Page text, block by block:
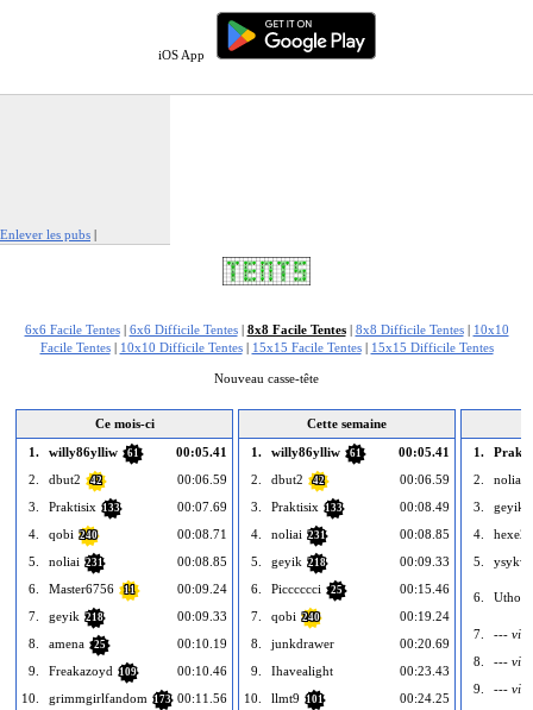
iOS App
Enlever les pubs |
6x6 Facile Tentes| 6x6 Difficile Tentes| 8x8 Facile Tentes| 8x8 Difficile Tentes|
10x10
Facile Tentes| 10x10 Difficile Tentes| 15x15 Facile Tentes| 15x15 Difficile Tentes
Nouveau casse-tête
Ce mois-ci
1.
willy86ylliw 61
00:05.41
2.
dbut2 42
00:06.59
3.
Praktisix 133
00:07.69
4.
qobi 240
00:08.71
5.
noliai 231
00:08.85
6.
Master6756 11
00:09.24
7.
geyik 218
00:09.33
8.
amena 25
00:10.19
9.
Freakazoyd 109
00:10.46
10.
grimmgirlfandom 173 00:11.56
Cette semaine
1.
willy86ylliw 61
00:05.41
2.
dbut2 42
00:06.59
3.
Praktisix 133
00:08.49
4.
noliai 231
00:08.85
5.
geyik 218
00:09.33
6.
Picccccci 25
00:15.46
7.
qobi 240
00:19.24
8.
junkdrawer
00:20.69
9.
Ihavealight
00:23.43
10.
llmt9 101
00:24.25
1.
2.
noliai
3. geyik
4.
5.
6. Uthor
7.
---
8.
---
9.
---